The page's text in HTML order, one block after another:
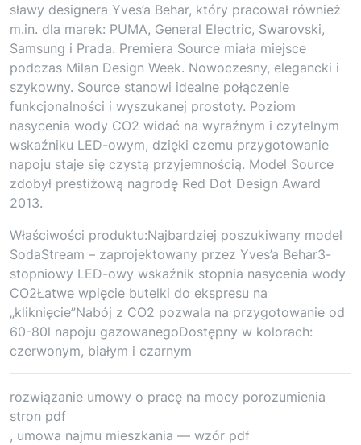
sławy designera Yves’a Behar, który pracował również
m.in. dla marek: PUMA, General Electric, Swarovski,
Samsung i Prada. Premiera Source miała miejsce
podczas Milan Design Week. Nowoczesny, elegancki i
szykowny. Source stanowi idealne połączenie
funkcjonalności i wyszukanej prostoty. Poziom
nasycenia wody CO2 widać na wyraźnym i czytelnym
wskaźniku LED-owym, dzięki czemu przygotowanie
napoju staje się czystą przyjemnością. Model Source
zdobył prestiżową nagrodę Red Dot Design Award
2013.
Właściwości produktu:Najbardziej poszukiwany model
SodaStream – zaprojektowany przez Yves’a Behar3-
stopniowy LED-owy wskaźnik stopnia nasycenia wody
CO2Łatwe wpięcie butelki do ekspresu na
„kliknięcie”Nabój z CO2 pozwala na przygotowanie od
60-80l napoju gazowanegoDostępny w kolorach:
czerwonym, białym i czarnym
rozwiązanie umowy o pracę na mocy porozumienia
stron pdf
, umowa najmu mieszkania — wzór pdf